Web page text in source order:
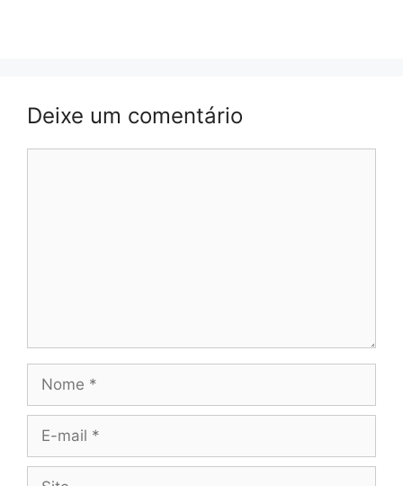
Deixe um comentário
Nome
Site